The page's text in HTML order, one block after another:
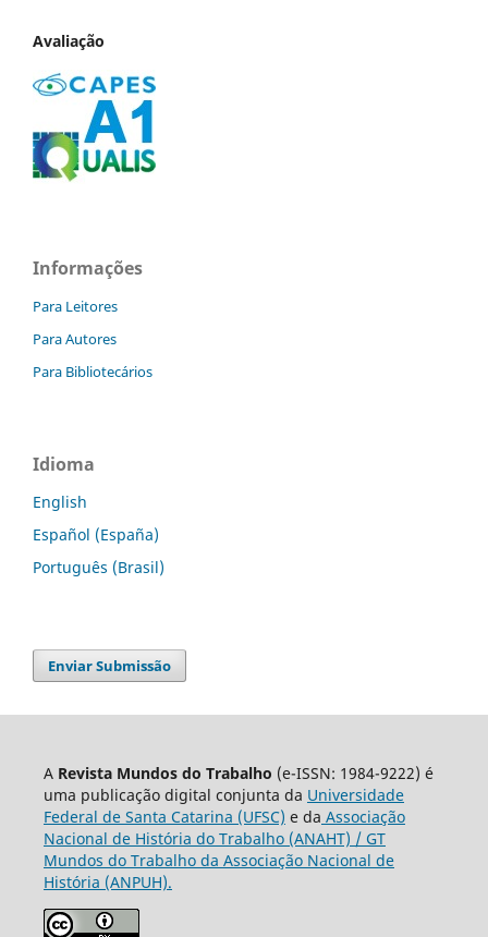
Avaliação
Informações
Para Leitores
Para Autores
Para Bibliotecários
Idioma
English
Español (España)
Português (Brasil)
Enviar Submissão
A Revista Mundos do Trabalho (e-ISSN: 1984-9222) é
uma publicação digital conjunta da Universidade
Federal de Santa Catarina (UFSC) e da Associação
Nacional de História do Trabalho (ANAHT) / GT
Mundos do Trabalho da Associação Nacional de
História (ANPUH).